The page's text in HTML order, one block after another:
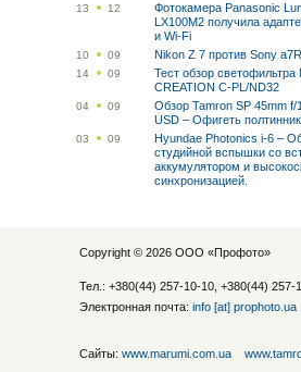
13 12
Фотокамера Panasonic
LX100M2 получила
и Wi-Fi
10 09 Nikon Z 7 против Sony a7R
14 09
Тест обзор светофильтра
CREATION C-PL/ND32
04 09
Обзор Tamron SP 45mm f/
USD – Офигеть
03 09
Hyundae Photonics i-6 –
студийной вспышки со
аккумулятором и
синхронизацией.
Copyright © 2026 ООО «Профото»
Тел.: +380(44) 257-10-10, +380(44) 257-
Электронная почта: info [at] prophoto.ua
Сайты: www.marumi.com.ua